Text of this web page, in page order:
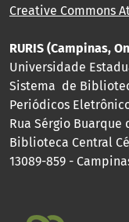
Creative Commons
RURIS (Campinas,
Universidade
Sistema de
Periódicos
Rua Sérgio Buarque
Biblioteca Central
13089-859 -